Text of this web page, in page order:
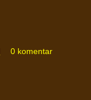
0 komentar